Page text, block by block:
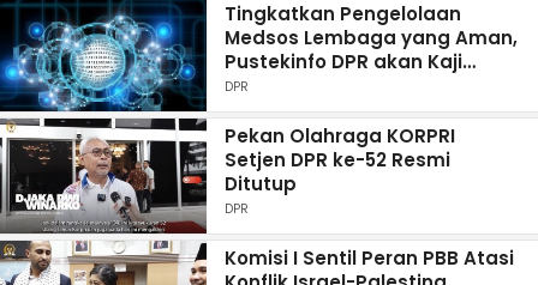
Tingkatkan Pengelolaan
Medsos Lembaga yang Aman,
Pustekinfo DPR akan Kaji
Password Manager
DPR
Pekan Olahraga KORPRI
Setjen DPR ke-52 Resmi
Ditutup
DPR
Komisi I Sentil Peran PBB Atasi